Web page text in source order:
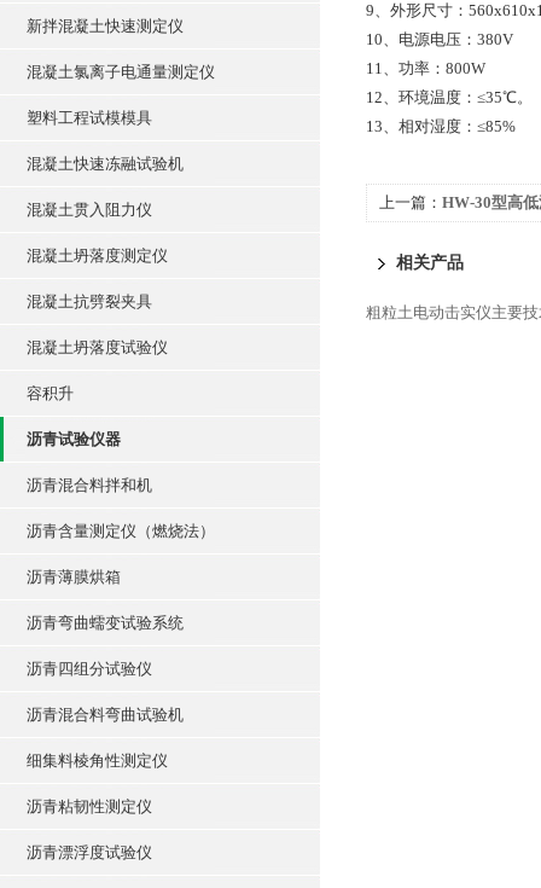
新拌混凝土快速测定仪
混凝土氯离子电通量测定仪
塑料工程试模模具
混凝土快速冻融试验机
混凝土贯入阻力仪
混凝土坍落度测定仪
混凝土抗劈裂夹具
混凝土坍落度试验仪
容积升
沥青试验仪器
沥青混合料拌和机
沥青含量测定仪（燃烧法）
沥青薄膜烘箱
沥青弯曲蠕变试验系统
沥青四组分试验仪
沥青混合料弯曲试验机
细集料棱角性测定仪
沥青粘韧性测定仪
沥青漂浮度试验仪
9、外形尺寸：
10、电源电压：380V
11、功率：800W
12、环境温度：≤35℃。
13、相对湿度：≤85%
上一篇： HW-30型高
相关产品
粗粒土电动击实仪主要